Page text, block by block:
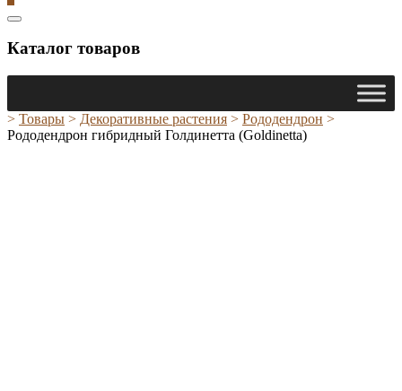
Catalog
Каталог товаров
> Товары > Декоративные растения > Рододендрон >
Рододендрон гибридный Голдинетта (Goldinetta)